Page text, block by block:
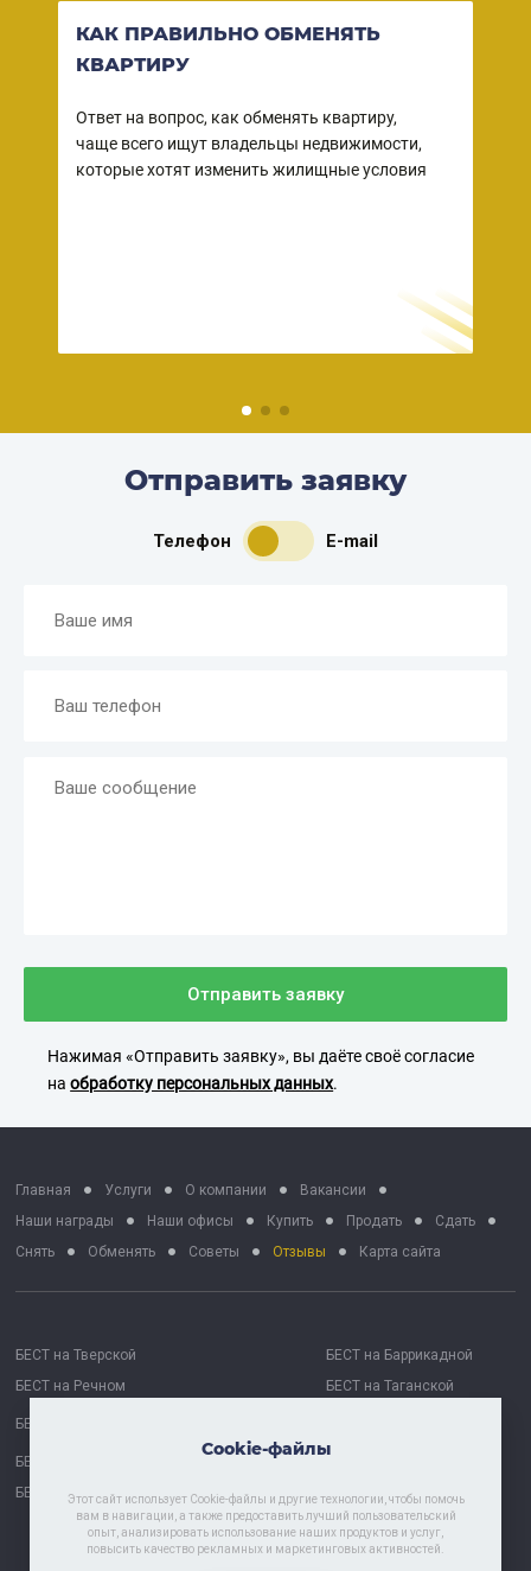
КАК ПРАВИЛЬНО ОБМЕНЯТЬ
КВАРТИРУ
Ответ на вопрос, как обменять квартиру,
чаще всего ищут владельцы недвижимости,
которые хотят изменить жилищные условия
Отправить заявку
Телефон E-mail
Отправить заявку
Нажимая «Отправить заявку», вы даёте своё согласие
наобработку персональных данных.
Главная Услуги О компании
Вакансии
Наши награды
Наши офисы Купить Продать
Сдать
Снять
Обменять Советы Отзывы Карта сайта
БЕСТ на Тверской
БЕСТ на Баррикадной
БЕСТ на Речном
БЕСТ на Таганской
БЕСТ Москва Сити
БЕСТ на Проспекте Мира
БЕСТ-Химки
Cookie-файлы
Этот сайт использует Cookie-файлы и другие технологии, чтобы помочь
вам в навигации, а также предоставить лучший пользовательский
опыт, анализировать использование наших продуктов и услуг,
повысить качество рекламных и маркетинговых активностей.